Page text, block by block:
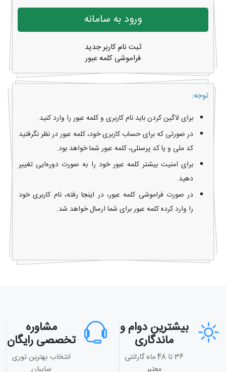
ثبت نام کاربر جدید
فراموشی کلمه عبور
توجه:
برای لاگین کردن باید نام کاربری و کلمه عبور را وارد کنید.
در صورتی که برای حساب کاربری خود، کلمه عبور در نظر نگرفتید
کد ملی و یا کد پرسنلی، کلمه عبور شما خواهد بود.
برای امنیت بیشتر کلمه عبور خود را به صورت دوره‌ایی تغییر
دهید.
در صورت فراموشی کلمه عبور، در اینجارفته، نام کاربری خود
را وارد کرده کلمه عبور برای شما ارسال خواهد شد.
بیشترین دوام و
ماندگاری
36 تا 48 ماه گارانتی
مشاوره
تخصصی رایگان
انتخاب بهترین توری